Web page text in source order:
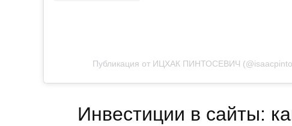
Публикация от ИЦХАК ПИНТОСЕВИЧ
Инвестиции в сайты: